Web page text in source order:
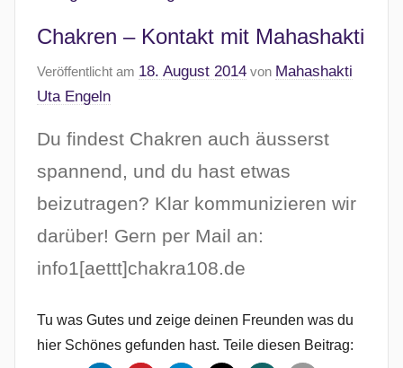
Chakren – Kontakt mit Mahashakti
Veröffentlicht am 18. August 2014 von Mahashakti
Uta Engeln
Du findest Chakren auch äusserst
spannend, und du hast etwas
beizutragen? Klar kommunizieren wir
darüber! Gern per Mail an:
info1[aettt]chakra108.de
Tu was Gutes und zeige deinen Freunden was du
hier Schönes gefunden hast. Teile diesen Beitrag: